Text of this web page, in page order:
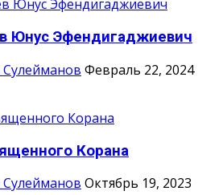
Юнус Эфендигаджиевич
Сулейманов Февраль 22, 2024
Корана
Сулейманов Октябрь 19, 2023